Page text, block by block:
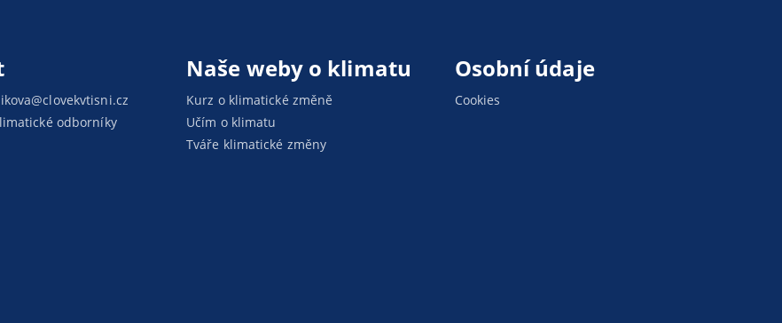
odborníky
Naše weby o klimatu
Kurz o klimatické změně
Učím o klimatu
Tváře klimatické změny
Osobní údaje
Cookies